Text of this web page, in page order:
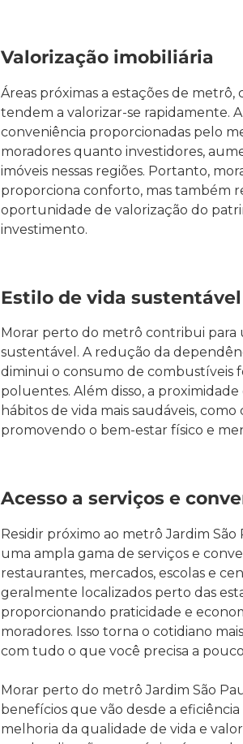
Valorização imobiliária
Áreas próximas a estações de metrô,
tendem a valorizar-se rapidamente. A
conveniência proporcionadas pelo
moradores quanto investidores,
imóveis nessas regiões. Portanto,
proporciona conforto, mas também
oportunidade de valorização do
investimento.
Estilo de vida sustentável
Morar perto do metrô contribui para
sustentável. A redução da
diminui o consumo de combustíveis
poluentes. Além disso, a
hábitos de vida mais saudáveis,
promovendo o bem-estar físico e
Acesso a serviços e
Residir próximo ao metrô Jardim São
uma ampla gama de serviços e
restaurantes, mercados, escolas e
geralmente localizados perto das
proporcionando praticidade e
moradores. Isso torna o cotidiano
com tudo o que você precisa a
Morar perto do metrô Jardim São
benefícios que vão desde a
melhoria da qualidade de vida e